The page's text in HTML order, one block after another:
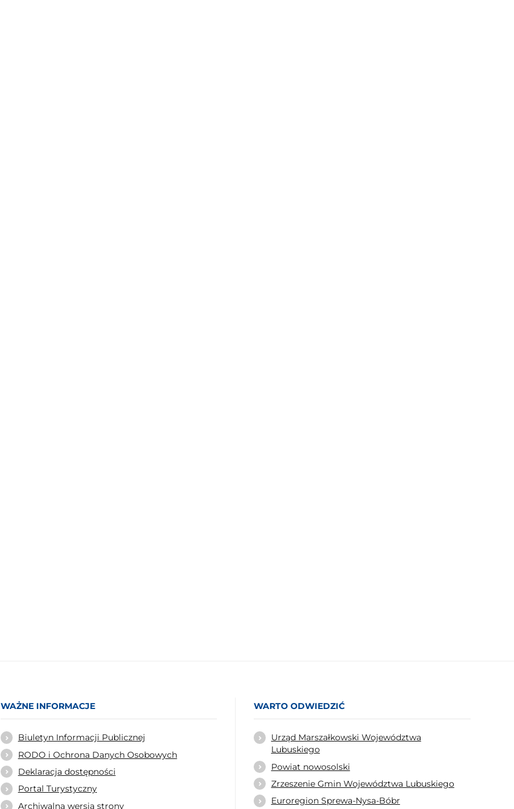
WAŻNE INFORMACJE
Biuletyn Informacji Publicznej
RODO i Ochrona Danych Osobowych
Deklaracja dostępności
Portal Turystyczny
Archiwalna wersja strony
WARTO ODWIEDZIĆ
Urząd Marszałkowski Województwa
Lubuskiego
Powiat nowosolski
Zrzeszenie Gmin Województwa Lubuskiego
Euroregion Sprewa-Nysa-Bóbr